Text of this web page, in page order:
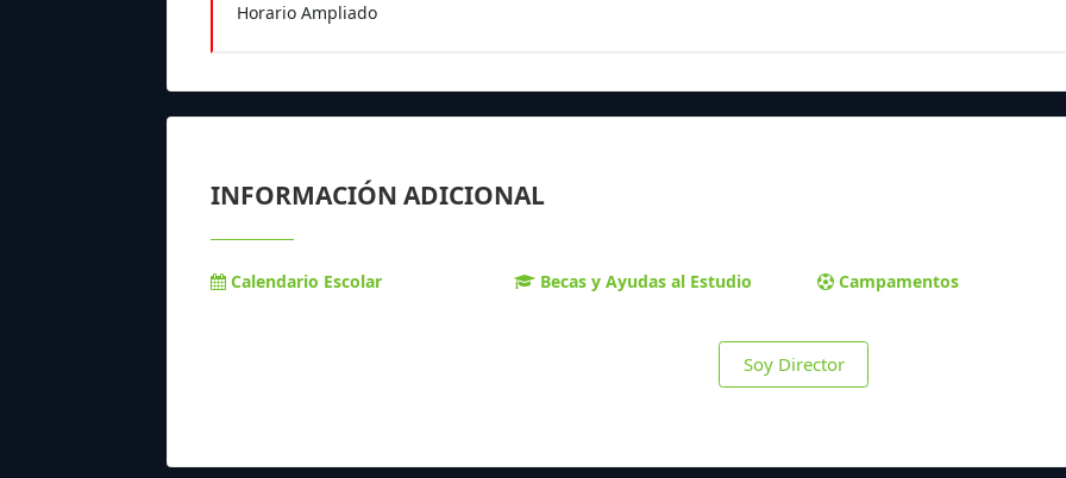
Horario Ampliado
INFORMACIÓN ADICIONAL
Calendario Escolar Becas y Ayudas al Estudio Campamentos
Soy Director